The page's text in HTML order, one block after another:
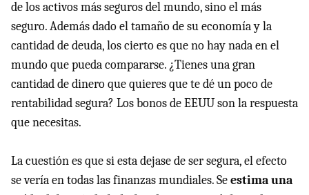
de los activos más seguros del mundo, sino el más
seguro. Además dado el tamaño de su economía y la
cantidad de deuda, los cierto es que no hay nada en el
mundo que pueda compararse. ¿Tienes una gran
cantidad de dinero que quieres que te dé un poco de
rentabilidad segura? Los bonos de EEUU son la respuesta
que necesitas.
La cuestión es que si esta dejase de ser segura, el efecto
se vería en todas las finanzas mundiales. Seestima una